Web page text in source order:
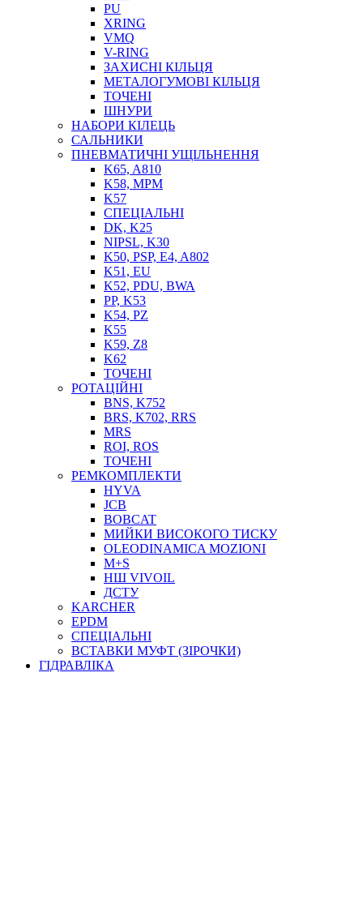
ПІСТОЛЕТИ
НАСОСИ ТА ПОМПИ
НАГНІТАЧІ
МУФТИ (НАСАДКИ) ДЛЯ ШПРИЦІВ
МАСЛЯНКИ, ЛІЙКИ
ПРЕС-МАСЛЯНКИ
ШЛАНГИ, ТРУБКИ
ШПРИЦИ МАСТИЛЬНІ
ТОСОЛ, АНТИФРИЗ
ОЛИВА-ПАЛИВО
ПОВІТРЯ-ВОДА
ДЛЯ ЗВАРЮВАННЯ
НАПІРНО-ВСМОКТУЮЧІ
ФІЛЬТРИ ДЛЯ ПАЛЬНОГО
ПІДДОНИ ДЛЯ БОЧОК
МОДУЛЬНІ АЗС
МЕТРОЛОГІЧНЕ ОБЛАДНАННЯ
ЛІЧИЛЬНИКИ І ВИТРАТОМІРИ ДЛЯ ПАЛЬНОГО
КОТУШКИ ДЛЯ ШЛАНГІВ
PU
XRING
VMQ
V-RING
ЗАХИСНІ КІЛЬЦЯ
МЕТАЛОГУМОВІ КІЛЬЦЯ
ТОЧЕНІ
ШНУРИ
НАБОРИ КІЛЕЦЬ
САЛЬНИКИ
ПНЕВМАТИЧНІ УЩІЛЬНЕННЯ
K65, A810
K58, MPM
K57
СПЕЦІАЛЬНІ
DK, K25
NIPSL, K30
K50, PSP, E4, A802
K51, EU
K52, PDU, BWA
PP, K53
K54, PZ
K55
K59, Z8
K62
ТОЧЕНІ
РОТАЦІЙНІ
BNS, K752
BRS, K702, RRS
MRS
ROI, ROS
ТОЧЕНІ
РЕМКОМПЛЕКТИ
HYVA
JCB
BOBCAT
МИЙКИ ВИСОКОГО ТИСКУ
OLEODINAMICA MOZIONI
M+S
НШ VIVOIL
ДСТУ
KARCHER
EPDM
СПЕЦІАЛЬНІ
ВСТАВКИ МУФТ (ЗІРОЧКИ)
ГІДРАВЛІКА